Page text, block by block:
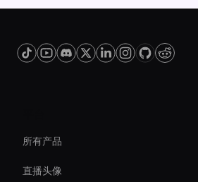
所有产品
直播头像